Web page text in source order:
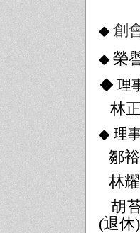
◆創
◆榮
◆ 理
林
◆ 理
鄒
林
胡
(退休)